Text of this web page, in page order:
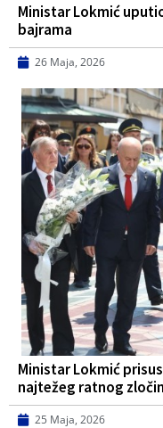
Ministar Lokmić
bajrama
26 Maja, 2026
Ministar Lokmić
najtežeg ratnog
25 Maja, 2026